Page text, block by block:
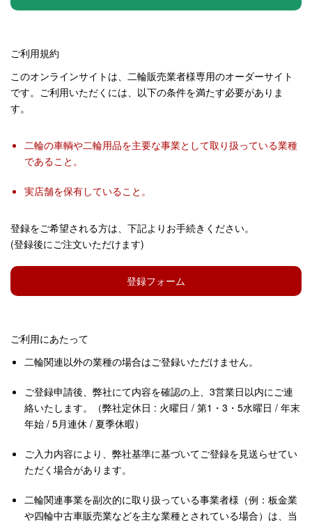
ご利用規約
このオンラインサイトは、二輪販売業者様専用のオーダーサイト
です。ご利用いただくには、以下の条件を満たす必要がありま
す。
二輪の車輌や二輪用品を主要な事業として取り扱っている業種
であること。
実店舗を保有していること。
登録をご希望される方は、下記よりお手続きください。
(登録後にご注文いただけます)
登録フォーム
ご利用にあたって
二輪関連以外の業種の場合はご登録いただけません。
ご登録申請後、弊社にて内容を確認の上、3営業日以内にご連
絡いたします。（弊社定休日 : 火曜日 / 第1・3・5水曜日 / 年末
年始 / 5月連休 / 夏季休暇）
ご入力内容により、弊社基準に基づいてご登録を見送らせてい
ただく場合があります。
二輪関連事業を副次的に取り扱っている事業者様（例：板金業
や四輪中古車販売業などを主な業種とされている場合）は、当